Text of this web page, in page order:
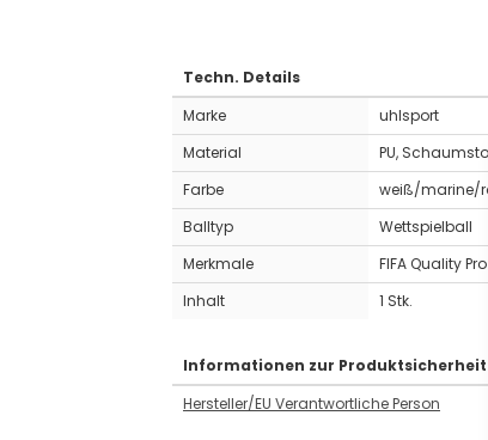
Techn. Details
Marke
uhlsport
Material
PU,
Farbe
weiß/marine/
Balltyp
Wettspielball
Merkmale
FIFA Quality Pro
Inhalt
1 Stk.
Informationen zur Produktsicherheit
Hersteller/EU Verantwortliche Person